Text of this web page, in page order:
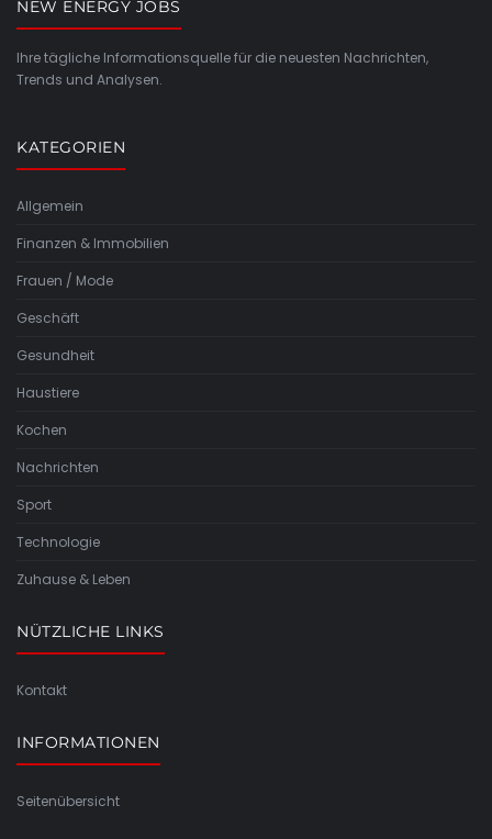
NEW ENERGY JOBS
Ihre tägliche Informationsquelle für die neuesten Nachrichten,
Trends und Analysen.
KATEGORIEN
Allgemein
Finanzen & Immobilien
Frauen / Mode
Geschäft
Gesundheit
Haustiere
Kochen
Nachrichten
Sport
Technologie
Zuhause & Leben
NÜTZLICHE LINKS
Kontakt
INFORMATIONEN
Seitenübersicht